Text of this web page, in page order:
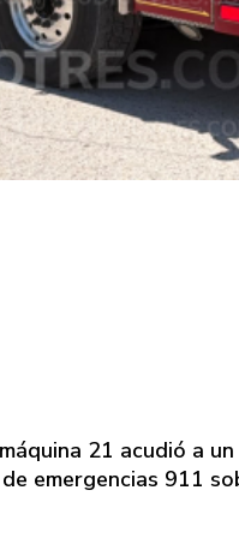
21 acudió a
emergencias 911